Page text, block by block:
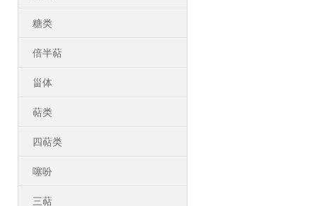
糖类
倍半萜
甾体
萜类
四萜类
噻吩
三萜